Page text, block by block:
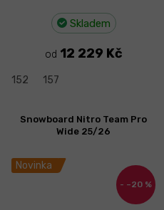
Skladem
od 12 229 Kč
152 157
Novinka
–20 %
Snowboard Nitro Team Pro
Wide 25/26